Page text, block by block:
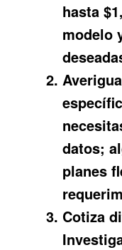
hasta
modelo
datos;
planes
Cotiza